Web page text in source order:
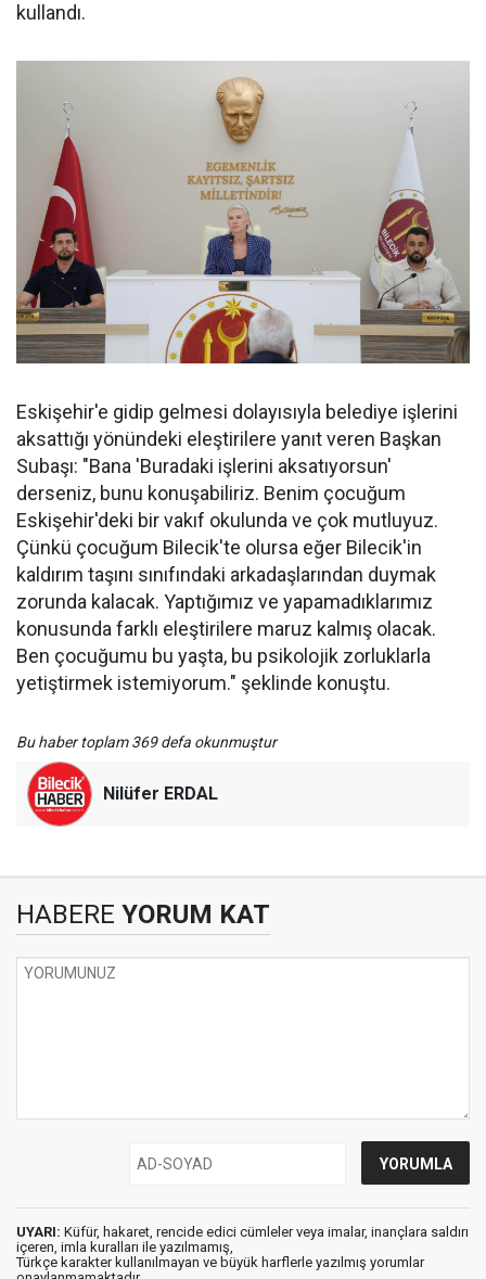
kullandı.
Eskişehir'e gidip gelmesi dolayısıyla belediye işlerini
aksattığı yönündeki eleştirilere yanıt veren Başkan
Subaşı: "Bana 'Buradaki işlerini aksatıyorsun'
derseniz, bunu konuşabiliriz. Benim çocuğum
Eskişehir'deki bir vakıf okulunda ve çok mutluyuz.
Çünkü çocuğum Bilecik'te olursa eğer Bilecik'in
kaldırım taşını sınıfındaki arkadaşlarından duymak
zorunda kalacak. Yaptığımız ve yapamadıklarımız
konusunda farklı eleştirilere maruz kalmış olacak.
Ben çocuğumu bu yaşta, bu psikolojik zorluklarla
yetiştirmek istemiyorum." şeklinde konuştu.
Bu haber toplam 369 defa okunmuştur
Nilüfer ERDAL
HABERE YORUM KAT
UYARI: Küfür, hakaret, rencide edici cümleler veya imalar, inançlara saldırı
içeren, imla kuralları ile yazılmamış,
Türkçe karakter kullanılmayan ve büyük harflerle yazılmış yorumlar